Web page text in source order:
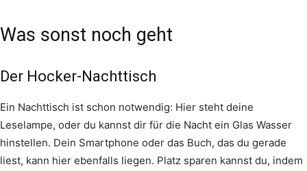
Was sonst noch geht
Der Hocker-Nachttisch
Ein Nachttisch ist schon notwendig: Hier steht deine
Leselampe, oder du kannst dir für die Nacht ein Glas Wasser
hinstellen. Dein Smartphone oder das Buch, das du gerade
liest, kann hier ebenfalls liegen. Platz sparen kannst du, indem